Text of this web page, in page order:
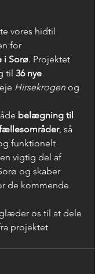
vores hidtil
for
i Sorø. Projektet
til 36 nye
Hirse­krogen og
belægning til
, så
funktionelt
vigtig del af
og skaber
de kommende
os til at dele
projektet